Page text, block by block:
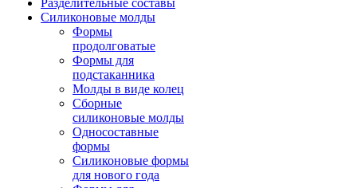
Разделительные составы
Силиконовые молды
Формы
продолговатые
Формы для
подстаканника
Молды в виде колец
Сборные
силиконовые молды
Односоставные
формы
Силиконовые формы
для нового года